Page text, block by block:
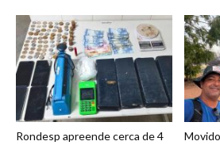
Rondesp apreende cerca de 4